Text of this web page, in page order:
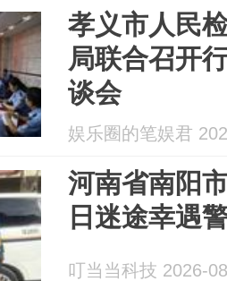
孝义市人民
局联合召开
谈会
娱乐圈的笔娱君
河南省南阳
日迷途幸遇
叮当当科技 2026-